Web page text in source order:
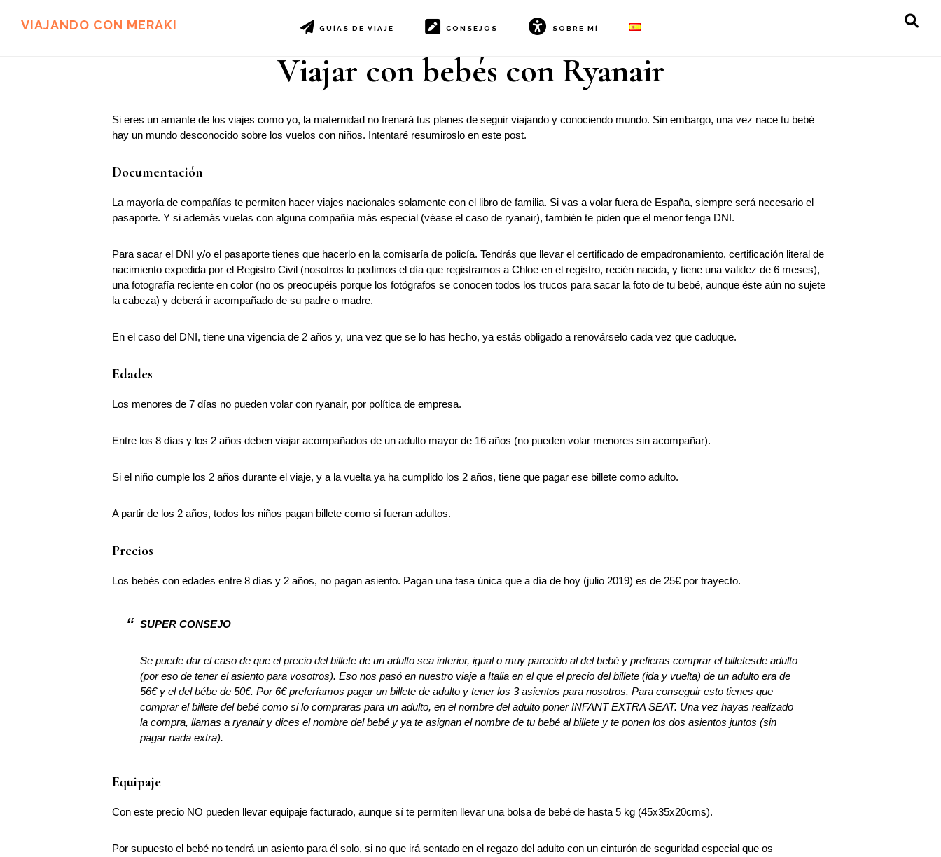
VIAJANDO CON MERAKI GUÍAS DE VIAJE CONSEJOS SOBRE MÍ
Viajar con bebés con Ryanair
Si eres un amante de los viajes como yo, la maternidad no frenará tus planes de seguir viajando y conociendo mundo. Sin embargo, una vez nace tu bebé
hay un mundo desconocido sobre los vuelos con niños. Intentaré resumiroslo en este post.
Documentación
La mayoría de compañías te permiten hacer viajes nacionales solamente con el libro de familia. Si vas a volar fuera de España, siempre será necesario el
pasaporte. Y si además vuelas con alguna compañía más especial (véase el caso de ryanair), también te piden que el menor tenga DNI.
Para sacar el DNI y/o el pasaporte tienes que hacerlo en la comisaría de policía. Tendrás que llevar el certificado de empadronamiento, certificación literal de
nacimiento expedida por el Registro Civil (nosotros lo pedimos el día que registramos a Chloe en el registro, recién nacida, y tiene una validez de 6 meses),
una fotografía reciente en color (no os preocupéis porque los fotógrafos se conocen todos los trucos para sacar la foto de tu bebé, aunque éste aún no sujete
la cabeza) y deberá ir acompañado de su padre o madre.
En el caso del DNI, tiene una vigencia de 2 años y, una vez que se lo has hecho, ya estás obligado a renovárselo cada vez que caduque.
Edades
Los menores de 7 días no pueden volar con ryanair, por política de empresa.
Entre los 8 días y los 2 años deben viajar acompañados de un adulto mayor de 16 años (no pueden volar menores sin acompañar).
Si el niño cumple los 2 años durante el viaje, y a la vuelta ya ha cumplido los 2 años, tiene que pagar ese billete como adulto.
A partir de los 2 años, todos los niños pagan billete como si fueran adultos.
Precios
Los bebés con edades entre 8 días y 2 años, no pagan asiento. Pagan una tasa única que a día de hoy (julio 2019) es de 25€ por trayecto.
SUPER CONSEJO
Se puede dar el caso de que el precio del billete de un adulto sea inferior, igual o muy parecido al del bebé y prefieras comprar el billetesde adulto
(por eso de tener el asiento para vosotros). Eso nos pasó en nuestro viaje a Italia en el que el precio del billete (ida y vuelta) de un adulto era de
56€ y el del bébe de 50€. Por 6€ preferíamos pagar un billete de adulto y tener los 3 asientos para nosotros. Para conseguir esto tienes que
comprar el billete del bebé como si lo compraras para un adulto, en el nombre del adulto poner INFANT EXTRA SEAT. Una vez hayas realizado
la compra, llamas a ryanair y dices el nombre del bebé y ya te asignan el nombre de tu bebé al billete y te ponen los dos asientos juntos (sin
pagar nada extra).
Equipaje
Con este precio NO pueden llevar equipaje facturado, aunque sí te permiten llevar una bolsa de bebé de hasta 5 kg (45x35x20cms).
Por supuesto el bebé no tendrá un asiento para él solo, si no que irá sentado en el regazo del adulto con un cinturón de seguridad especial que os